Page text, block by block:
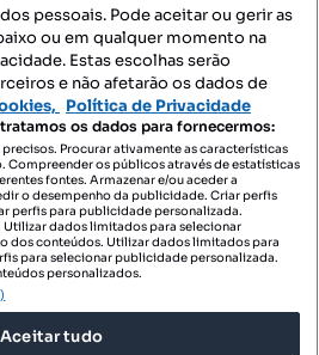
€/m²
Sea Side Living
pessoais. Pode aceitar ou gerir as
ou em qualquer momento na
Estas escolhas serão
e não afetarão os dados de
Política de Privacidade
os dados para fornecermos:
Procurar ativamente as características
os públicos através de estatísticas
fontes. Armazenar e/ou aceder a
o desempenho da publicidade. Criar perfis
perfis para publicidade personalizada.
Utilizar dados limitados para selecionar
dos conteúdos. Utilizar dados limitados para
para selecionar publicidade personalizada.
personalizados.
Aceitar tudo